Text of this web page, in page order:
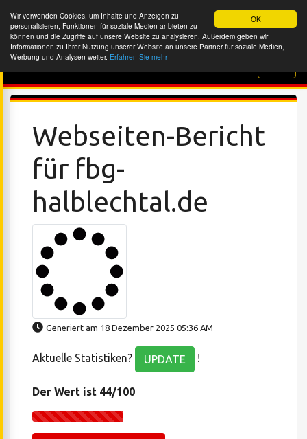
OK
Wir verwenden Cookies, um Inhalte und Anzeigen zu
personalisieren, Funktionen für soziale Medien anbieten zu
können und die Zugriffe auf unsere Website zu analysieren. Außerdem geben wir
Informationen zu Ihrer Nutzung unserer Website an unsere Partner für soziale Medien,
Werbung und Analysen weiter. Erfahren Sie mehr
Website-Überprüfung
Webseiten-Bericht
für fbg-
halblechtal.de
Generiert am 18 Dezember 2025 05:36 AM
Aktuelle Statistiken? UPDATE !
Der Wert ist 44/100